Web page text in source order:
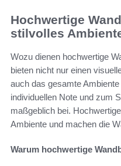
Hochwertige
stilvolles
Wozu dienen hochwertige
bieten nicht nur einen
auch das gesamte
individuellen Note und zum
maßgeblich bei.
Ambiente und machen die
Warum hochwertige